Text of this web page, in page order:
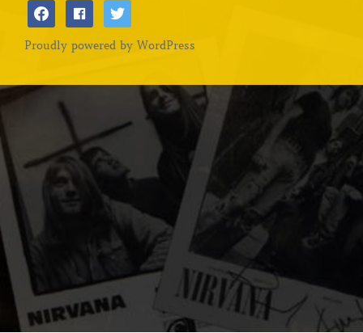
facebookfacebooktwitter
Proudly powered by WordPress